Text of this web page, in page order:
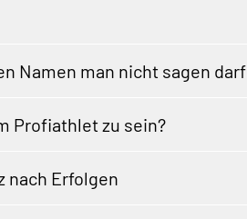
Namen man nicht sagen darf
Profiathlet zu sein?
nach Erfolgen